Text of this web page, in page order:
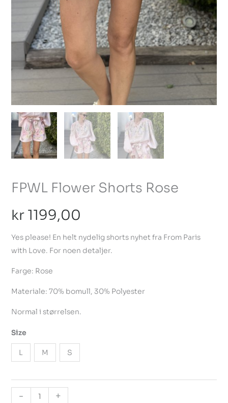
FPWL Flower Shorts Rose
kr1199,00
Yes please! En helt nydelig shorts nyhet fra From Paris
with Love. For noen detaljer.
Farge: Rose
Materiale: 70% bomull, 30% Polyester
Normal i størrelsen.
Size
L M S
- +